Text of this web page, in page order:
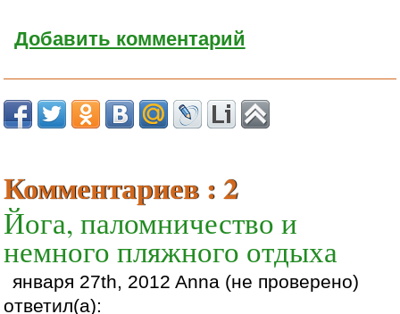
Добавить комментарий
Комментариев : 2
Йога, паломничество и
немного пляжного отдыха
января 27th, 2012 Anna (не проверено)
ответил(а):